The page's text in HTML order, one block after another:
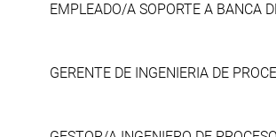
EMPLEADO/A SOPORTE A BANCA
GERENTE DE INGENIERIA DE